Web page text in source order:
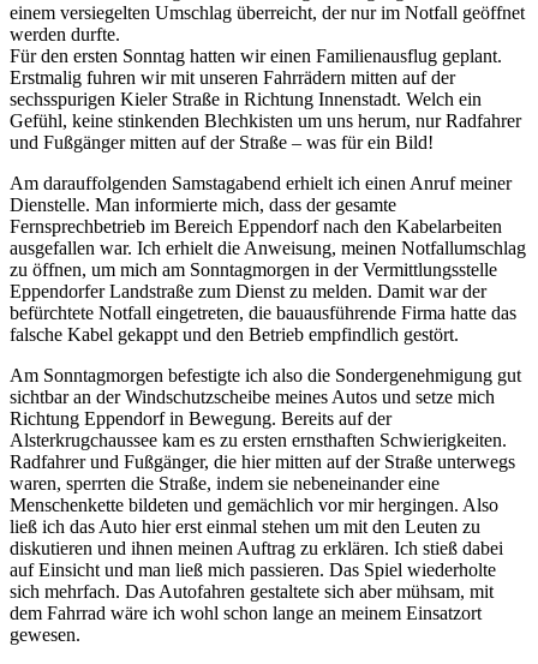
einem versiegelten Umschlag überreicht, der nur im Notfall geöffnet
werden durfte.
Für den ersten Sonntag hatten wir einen Familienausflug geplant.
Erstmalig fuhren wir mit unseren Fahrrädern mitten auf der
sechsspurigen Kieler Straße in Richtung Innenstadt. Welch ein
Gefühl, keine stinkenden Blechkisten um uns herum, nur Radfahrer
und Fußgänger mitten auf der Straße – was für ein Bild!
Am darauffolgenden Samstagabend erhielt ich einen Anruf meiner
Dienstelle. Man informierte mich, dass der gesamte
Fernsprechbetrieb im Bereich Eppendorf nach den Kabelarbeiten
ausgefallen war. Ich erhielt die Anweisung, meinen Notfallumschlag
zu öffnen, um mich am Sonntagmorgen in der Vermittlungsstelle
Eppendorfer Landstraße zum Dienst zu melden. Damit war der
befürchtete Notfall eingetreten, die bauausführende Firma hatte das
falsche Kabel gekappt und den Betrieb empfindlich gestört.
Am Sonntagmorgen befestigte ich also die Sondergenehmigung gut
sichtbar an der Windschutzscheibe meines Autos und setze mich
Richtung Eppendorf in Bewegung. Bereits auf der
Alsterkrugchaussee kam es zu ersten ernsthaften Schwierigkeiten.
Radfahrer und Fußgänger, die hier mitten auf der Straße unterwegs
waren, sperrten die Straße, indem sie nebeneinander eine
Menschenkette bildeten und gemächlich vor mir hergingen. Also
ließ ich das Auto hier erst einmal stehen um mit den Leuten zu
diskutieren und ihnen meinen Auftrag zu erklären. Ich stieß dabei
auf Einsicht und man ließ mich passieren. Das Spiel wiederholte
sich mehrfach. Das Autofahren gestaltete sich aber mühsam, mit
dem Fahrrad wäre ich wohl schon lange an meinem Einsatzort
gewesen.